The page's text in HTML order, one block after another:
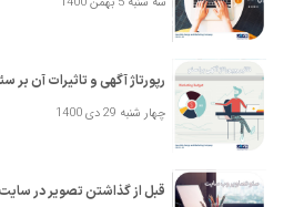
رپورتاژ آگهی و تاثیرات آن بر
چهار شنبه 29 دی 1400
قبل از گذاشتن تصویر در سایت